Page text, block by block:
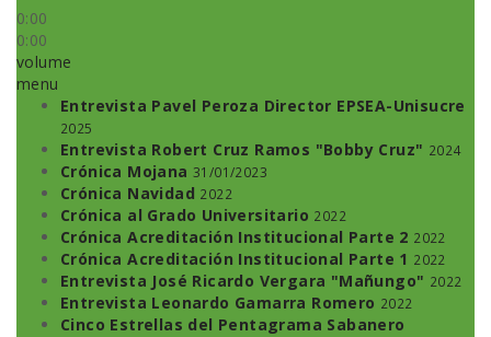
0:00
0:00
volume
menu
Entrevista Pavel Peroza Director EPSEA-Unisucre
2025
Entrevista Robert Cruz Ramos "Bobby Cruz" 2024
Crónica Mojana 31/01/2023
Crónica Navidad 2022
Crónica al Grado Universitario 2022
Crónica Acreditación Institucional Parte 2 2022
Crónica Acreditación Institucional Parte 1 2022
Entrevista José Ricardo Vergara "Mañungo" 2022
Entrevista Leonardo Gamarra Romero 2022
Cinco Estrellas del Pentagrama Sabanero